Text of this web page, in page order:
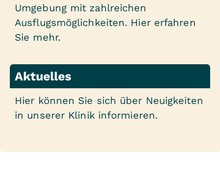
Umgebung mit zahlreichen
Ausflugsmöglichkeiten. Hier erfahren
Sie mehr.
Aktuelles
Hier können Sie sich über Neuigkeiten
in unserer Klinik informieren.